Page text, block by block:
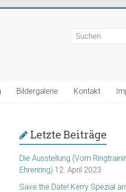
Bildergalerie Kontakt
Letzte Beiträge
Die Ausstellung (Vom
Ehrenring) 12. April 2023
Save the Date! Kerry Spezial